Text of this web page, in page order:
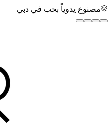
مصنوع يدوياً بحب في دبي